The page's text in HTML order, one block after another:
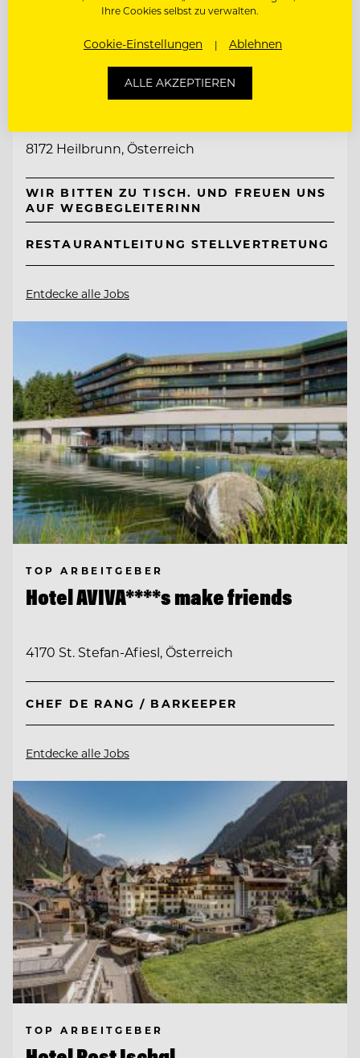
TOP ARBEITGEBER
Naturhotel Bauernhofer
8172 Heilbrunn, Österreich
WIR BITTEN ZU TISCH. UND FREUEN UNS
AUF WEGBEGLEITERINN
RESTAURANTLEITUNG STELLVERTRETUNG
Entdecke alle Jobs
TOP ARBEITGEBER
Hotel AVIVA****s make friends
4170 St. Stefan-Afiesl, Österreich
CHEF DE RANG / BARKEEPER
Entdecke alle Jobs
TOP ARBEITGEBER
Ihre Cookies selbst zu verwalten.
Cookie-Einstellungen Ablehnen
ALLE AKZEPTIEREN